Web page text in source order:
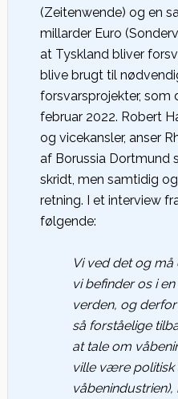
(Zeitenwende) og en
millarder Euro
at Tyskland bliver
blive brugt til
forsvarsprojekter, som
februar 2022. Robert
og vicekansler, anser
af Borussia
skridt, men samtidig
retning. I et interview
følgende:
Vi ved det og
vi befinder os i
verden, og
så forståelige
at tale om
ville være politisk